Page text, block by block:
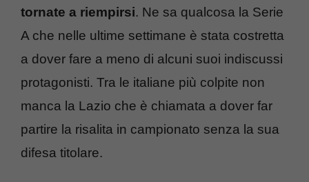
tornate a riempirsi. Ne sa qualcosa la Serie
A che nelle ultime settimane è stata costretta
a dover fare a meno di alcuni suoi indiscussi
protagonisti. Tra le italiane più colpite non
manca la Lazio che è chiamata a dover far
partire la risalita in campionato senza la sua
difesa titolare.